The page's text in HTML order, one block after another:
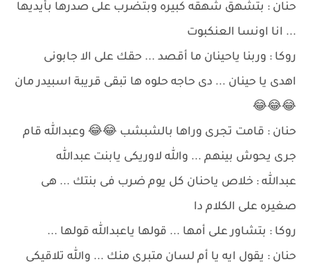
حنان : بتشهق شهقه كبيره وبتضرب على صدرها بأيديها
... انا اونسا العنكبوت
روكا : وربنا ياحينان ما أقصد ... حقك على الا جابونى
اهدى يا حينان ... دى حاجه حلوه ها تبقى قريبة اسبيدر مان
😂😂😂
حنان : قامت تجرى وراها بالشبشب 😂😂 وعبدالله قام
جرى يحوش بينهم ... والله لاوريكى يابنت عبدالله
عبدالله : خلاص ياحنان كل يوم ضرب فى بنتك ... هى
صغيره على الكلام دا
روكا : بتشاور على أمها ... قولها ياعبدالله قولها ...
حنان : يقول ايه يا أم لسان متبرى منك ... والله تلاقيكى